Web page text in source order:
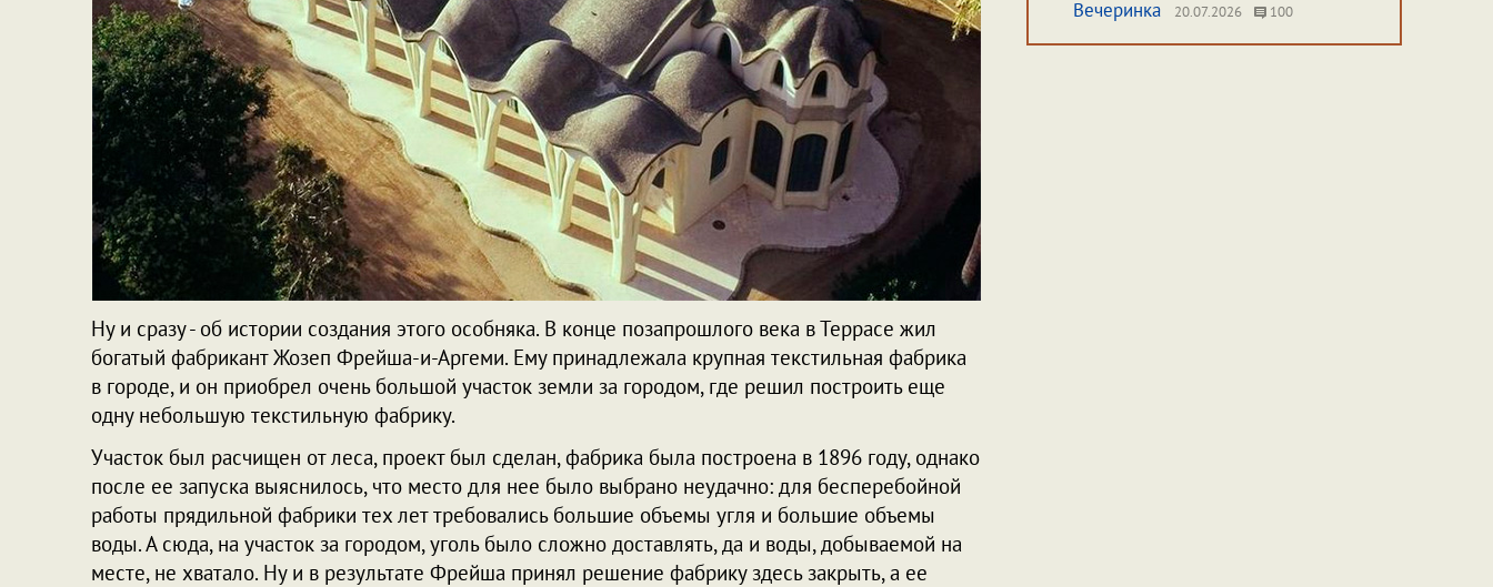
Ну и сразу - об истории создания этого особняка. В конце позапрошлого века в Террасе жил
богатый фабрикант Жозеп Фрейша-и-Аргеми. Ему принадлежала крупная текстильная фабрика
в городе, и он приобрел очень большой участок земли за городом, где решил построить еще
одну небольшую текстильную фабрику.
Участок был расчищен от леса, проект был сделан, фабрика была построена в 1896 году, однако
после ее запуска выяснилось, что место для нее было выбрано неудачно: для бесперебойной
работы прядильной фабрики тех лет требовались большие объемы угля и большие объемы
воды. А сюда, на участок за городом, уголь было сложно доставлять, да и воды, добываемой на
месте, не хватало. Ну и в результате Фрейша принял решение фабрику здесь закрыть, а ее
Вечеринка 20.07.2026 100